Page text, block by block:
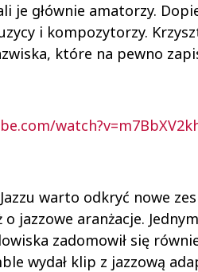
je głównie amatorzy.
i kompozytorzy.
które na pewno
warto odkryć nowe
o jazzowe aranżacje.
zadomowił się
wydał klip z jazzową